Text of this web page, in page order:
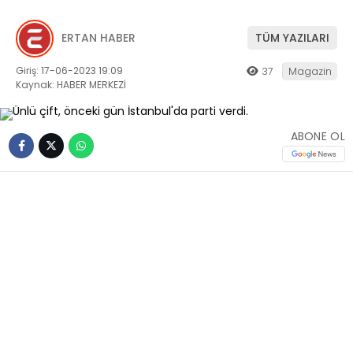
ERTAN HABER TÜM YAZILARI
Giriş: 17-06-2023 19:09
Kaynak: HABER MERKEZİ
37 Magazin
ABONE OL